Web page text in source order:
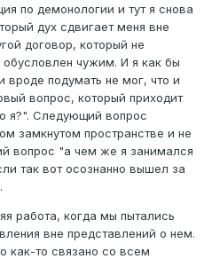
по демонологии и тут я снова
дух сдвигает меня вне
договор, который не
чужим. И я как бы
подумать не мог, что и
вопрос, который приходит
я?". Следующий вопрос
замкнутом пространстве и не
вопрос "а чем же я занимался
так вот осознанно вышел за
работа, когда мы пытались
вне представлений о нем.
как-то связано со всем